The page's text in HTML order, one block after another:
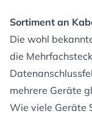
Sortiment an
Die wohl
die
mehrere Geräte
Wie viele Geräte